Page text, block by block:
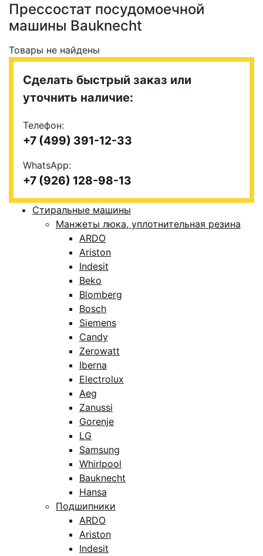
Прессостат посудомоечной
машины Bauknecht
Товары не найдены
Сделать быстрый заказ или
уточнить наличие:
Телефон:
+7 (499) 391-12-33
WhatsApp:
+7 (926) 128-98-13
Стиральные машины
Манжеты люка, уплотнительная резина
ARDO
Ariston
Indesit
Beko
Blomberg
Bosch
Siemens
Candy
Zerowatt
Iberna
Electrolux
Aeg
Zanussi
Gorenje
LG
Samsung
Whirlpool
Bauknecht
Hansa
Подшипники
ARDO
Ariston
Indesit